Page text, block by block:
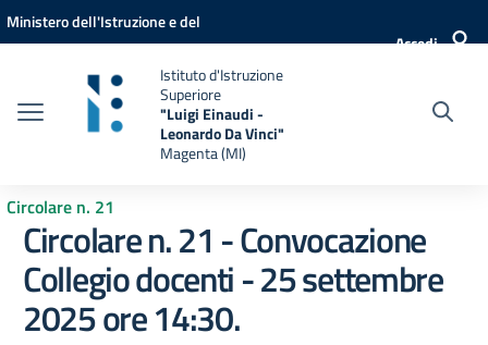
Vai ai contenuti
Vai al menu di navigazione
Vai al footer
Ministero dell'Istruzione e del
Accedi
Istituto d'Istruzione
Superiore
"Luigi Einaudi -
Leonardo Da Vinci"
Magenta (MI)
Circolare n. 21
Circolare n. 21 - Convocazione
Collegio docenti - 25 settembre
2025 ore 14:30.